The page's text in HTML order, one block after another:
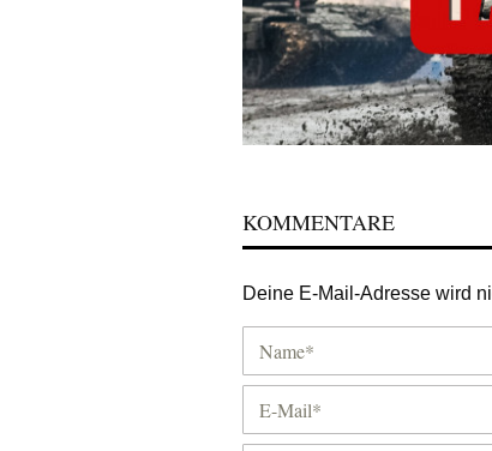
KOMMENTARE
Deine E-Mail-Adresse wird